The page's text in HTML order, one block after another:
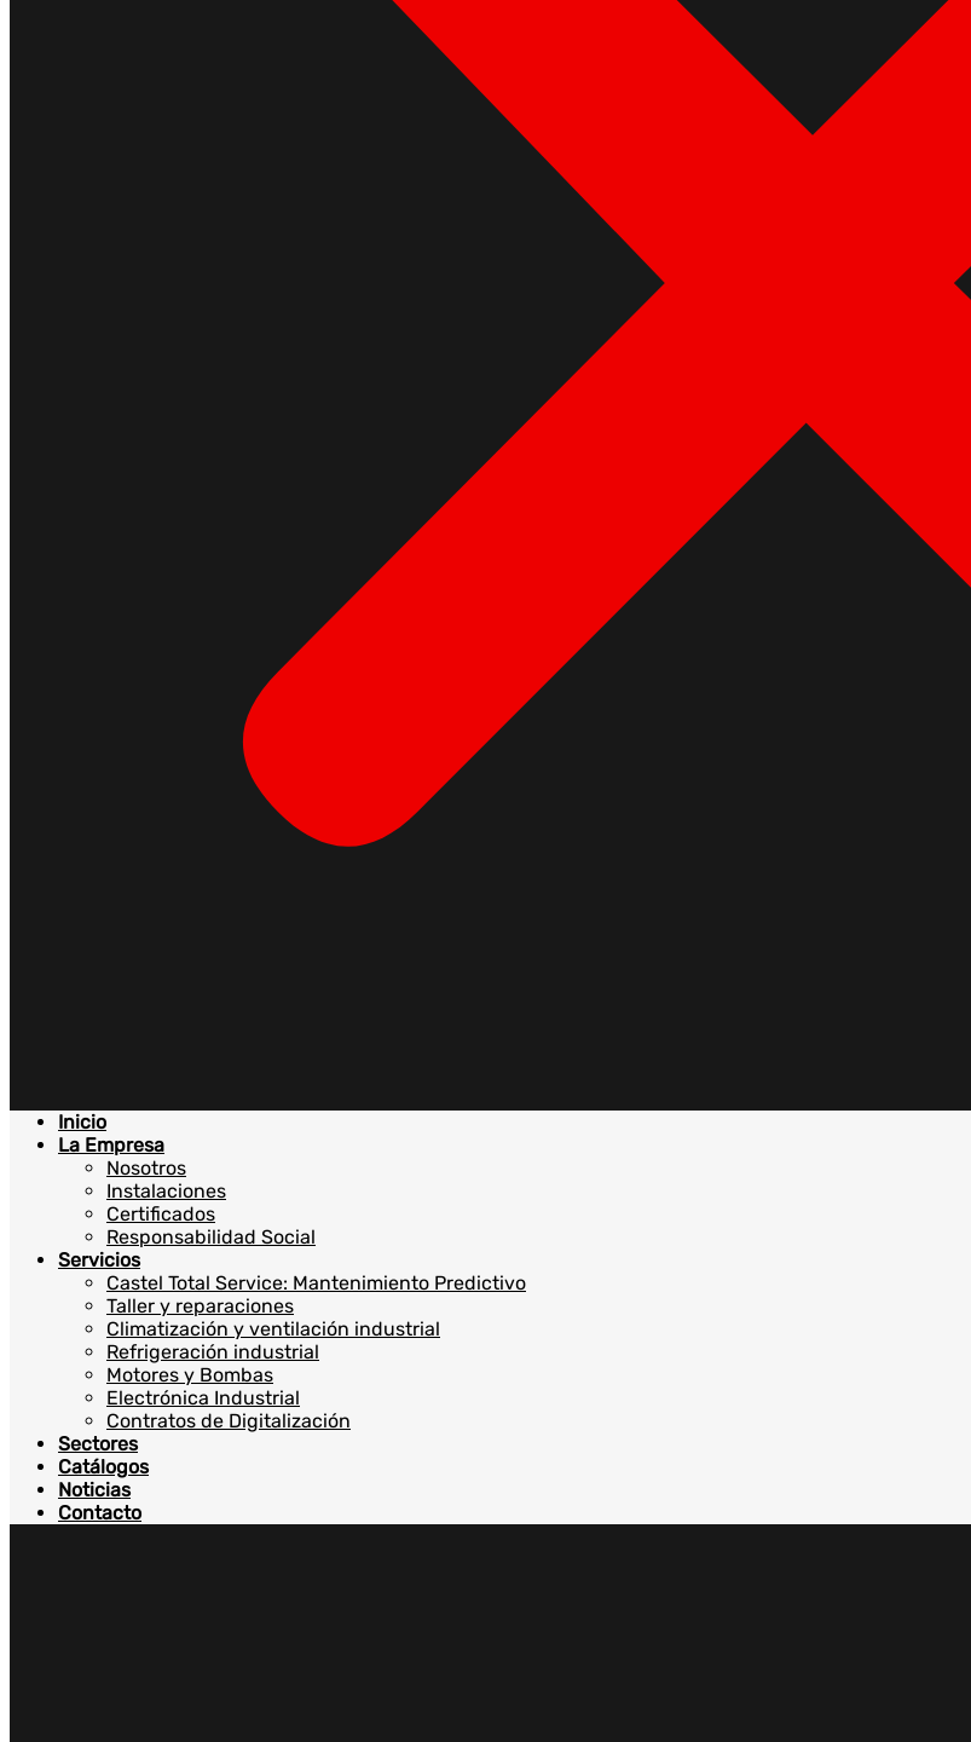
Inicio
La Empresa
Nosotros
Instalaciones
Certificados
Responsabilidad Social
Servicios
Castel Total Service: Mantenimiento Predictivo
Taller y reparaciones
Climatización y ventilación industrial
Refrigeración industrial
Motores y Bombas
Electrónica Industrial
Contratos de Digitalización
Sectores
Catálogos
Noticias
Contacto